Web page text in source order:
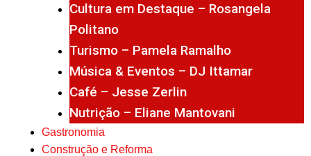
Cultura em Destaque – Rosangela
Politano
Turismo – Pamela Ramalho
Música & Eventos – DJ Ittamar
Café – Jesse Zerlin
Nutrição – Eliane Mantovani
Gastronomia
Construção e Reforma